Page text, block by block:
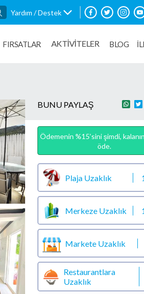
Yardım / Destek
FIRSATLAR AKTİVİTELER BLOG
BUNU PAYLAŞ
Ödemenin %15’sini şimdi,
öde.
Plaja Uzaklık
Merkeze Uzaklık
Markete Uzaklık
Restaurantlara
Uzaklık